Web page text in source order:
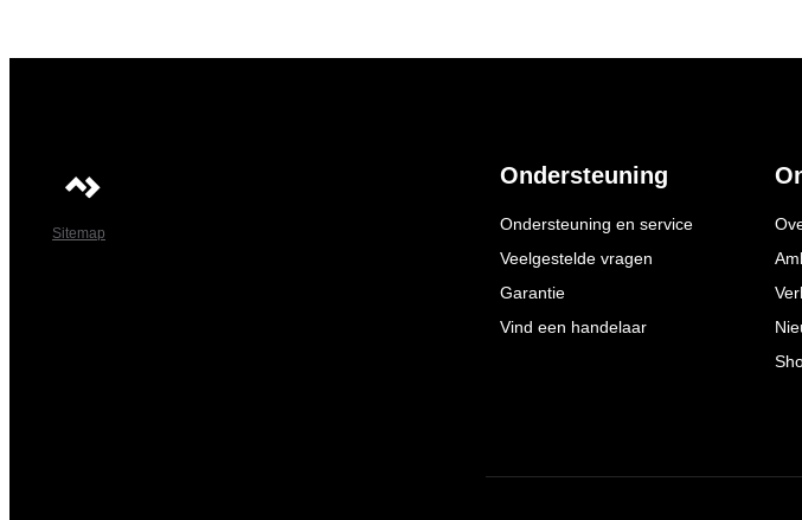
Sitemap
Ondersteuning
Ondersteuning en service
Veelgestelde vragen
Garantie
Vind een handelaar